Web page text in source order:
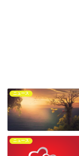
ニュース
ニュース